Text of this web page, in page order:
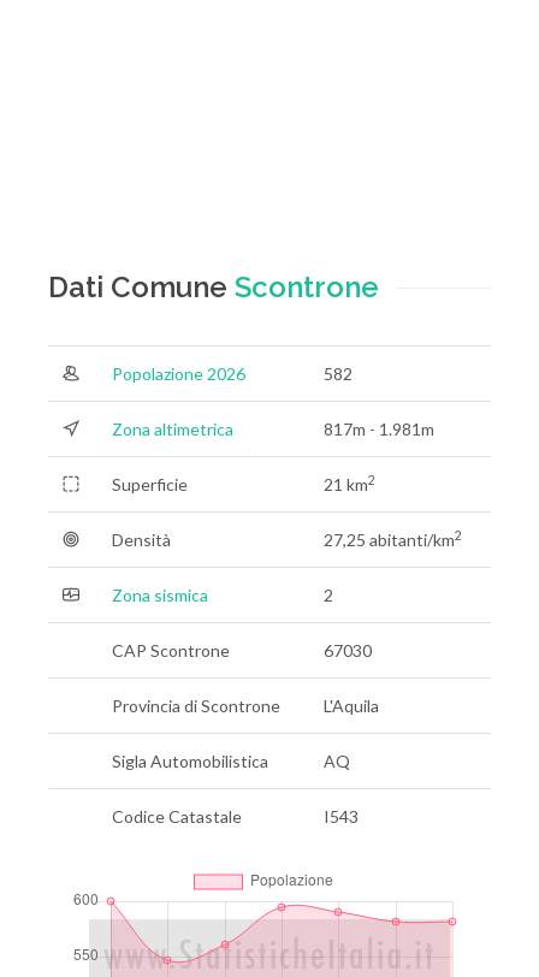
Dati Comune Scontrone
Popolazione 2026 582
Zona altimetrica 817m - 1.981m
Superficie 21 km2
Densità 27,25 abitanti/km2
Zona sismica 2
CAP Scontrone 67030
Provincia di Scontrone L'Aquila
Sigla Automobilistica AQ
Codice Catastale I543